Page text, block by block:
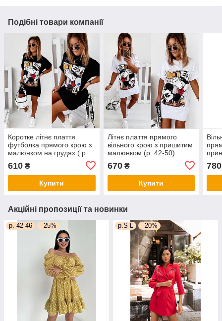
Подібні товари компанії
Коротке літнє плаття
футболка прямого крою з
малюнком на грудях ( р.
610 ₴
Купити
Літнє плаття прямого
вільного крою з пришитим
малюнком (р. 42-50)
670₴
Купити
780
Акційні пропозиції та новинки
р. 42-46 –25% р.S-L –20%